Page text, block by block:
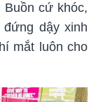
cứ khóc,
dậy xinh
mắt luôn cho